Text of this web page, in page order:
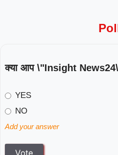
क्या आप \"Insight
YES
NO
Add your answer